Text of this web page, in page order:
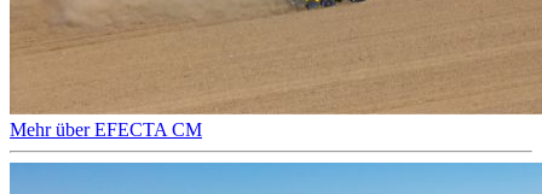
Mehr über EFECTA CM